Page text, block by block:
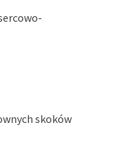
skoków